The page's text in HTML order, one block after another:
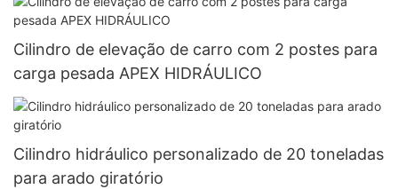
Cilindro de elevação de carro com 2 postes para
carga pesada APEX HIDRÁULICO
Cilindro hidráulico personalizado de 20 toneladas
para arado giratório